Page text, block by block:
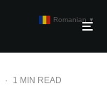
· 1 MIN READ
Romanian ▼